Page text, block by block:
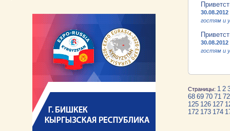
30.08.2012
гостям и
30.08.2012
гостям и
Страницы: 1 2
68 69 70 71 72
125 126 127
172 173 174